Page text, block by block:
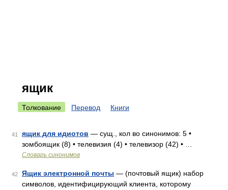
ящик
Толкование Перевод Книги
41 ящик для идиотов — сущ., кол во синонимов: 5 •
зомбоящик (8) • телевизия (4) • телевизор (42) • …
Словарь синонимов
42 Ящик электронной почты — (почтовый ящик) набор
символов, идентифицирующий клиента, которому